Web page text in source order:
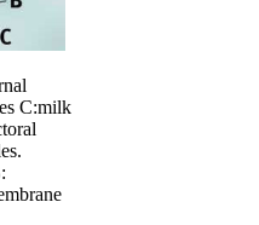
C:milk